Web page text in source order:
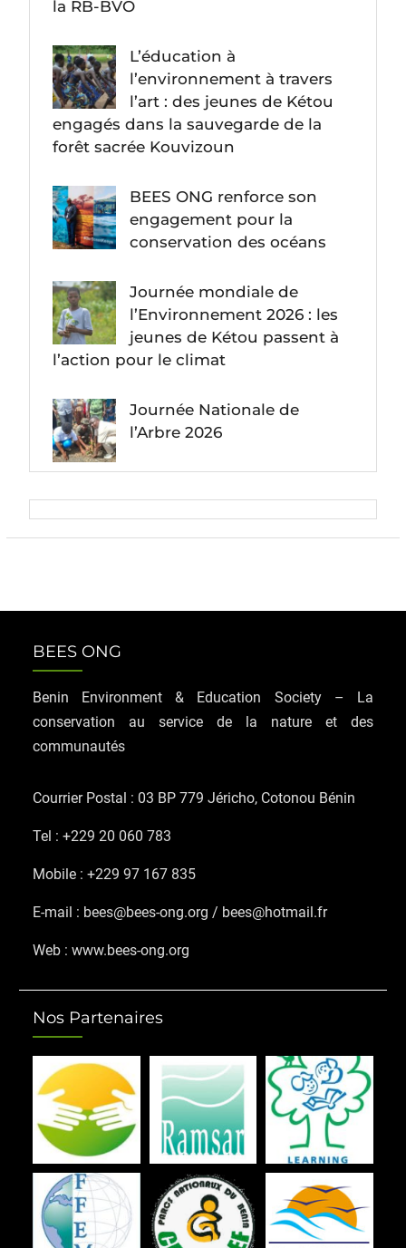
la RB-BVO
L’éducation à
l’environnement à travers
l’art : des jeunes de Kétou
engagés dans la sauvegarde de la
forêt sacrée Kouvizoun
BEES ONG renforce son
engagement pour la
conservation des océans
Journée mondiale de
l’Environnement 2026 : les
jeunes de Kétou passent à
l’action pour le climat
Journée Nationale de
l’Arbre 2026
BEES ONG
Benin Environment & Education Society – La
conservation au service de la nature et des
communautés
Courrier Postal : 03 BP 779 Jéricho, Cotonou Bénin
Tel : +229 20 060 783
Mobile : +229 97 167 835
E-mail : bees@bees-ong.org / bees@hotmail.fr
Web : www.bees-ong.org
Nos Partenaires